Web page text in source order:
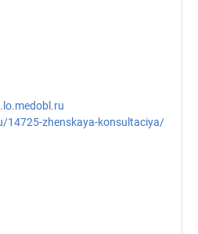
14725-zhenskaya-konsultaciya/